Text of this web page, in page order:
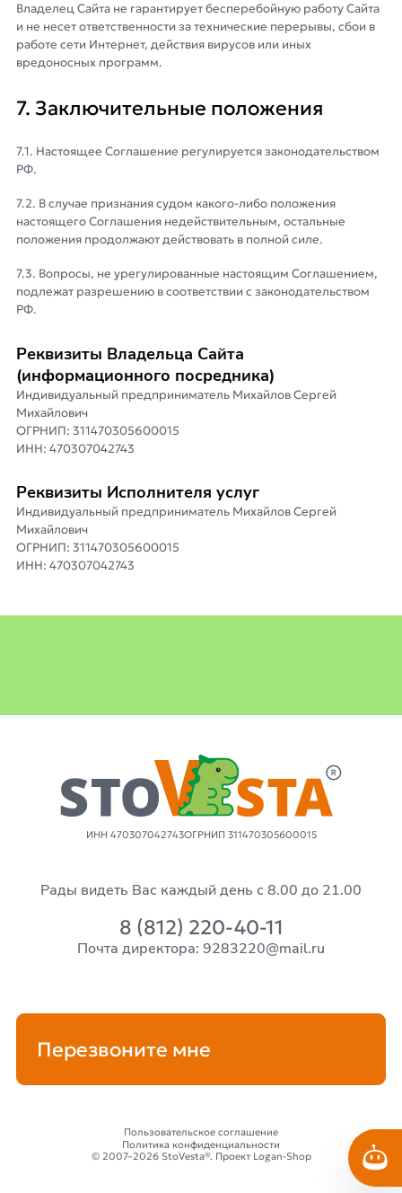
Владелец Сайта не гарантирует бесперебойную работу Сайта
и не несет ответственности за технические перерывы, сбои в
работе сети Интернет, действия вирусов или иных
вредоносных программ.
7. Заключительные положения
7.1. Настоящее Соглашение регулируется законодательством
РФ.
7.2. В случае признания судом какого-либо положения
настоящего Соглашения недействительным, остальные
положения продолжают действовать в полной силе.
7.3. Вопросы, не урегулированные настоящим Соглашением,
подлежат разрешению в соответствии с законодательством
РФ.
Реквизиты Владельца Сайта
(информационного посредника)
Индивидуальный предприниматель Михайлов Сергей
Михайлович
ОГРНИП: 311470305600015
ИНН: 470307042743
Реквизиты Исполнителя услуг
Индивидуальный предприниматель Михайлов Сергей
Михайлович
ОГРНИП: 311470305600015
ИНН: 470307042743
ИНН 470307042743ОГРНИП 311470305600015
Рады видеть Вас каждый день с 8.00 до 21.00
8 (812) 220-40-11
Почта директора: 9283220@mail.ru
Перезвоните мне
Пользовательское соглашение
Политика конфиденциальности
© 2007–2026 StoVesta®. Проект Logan-Shop